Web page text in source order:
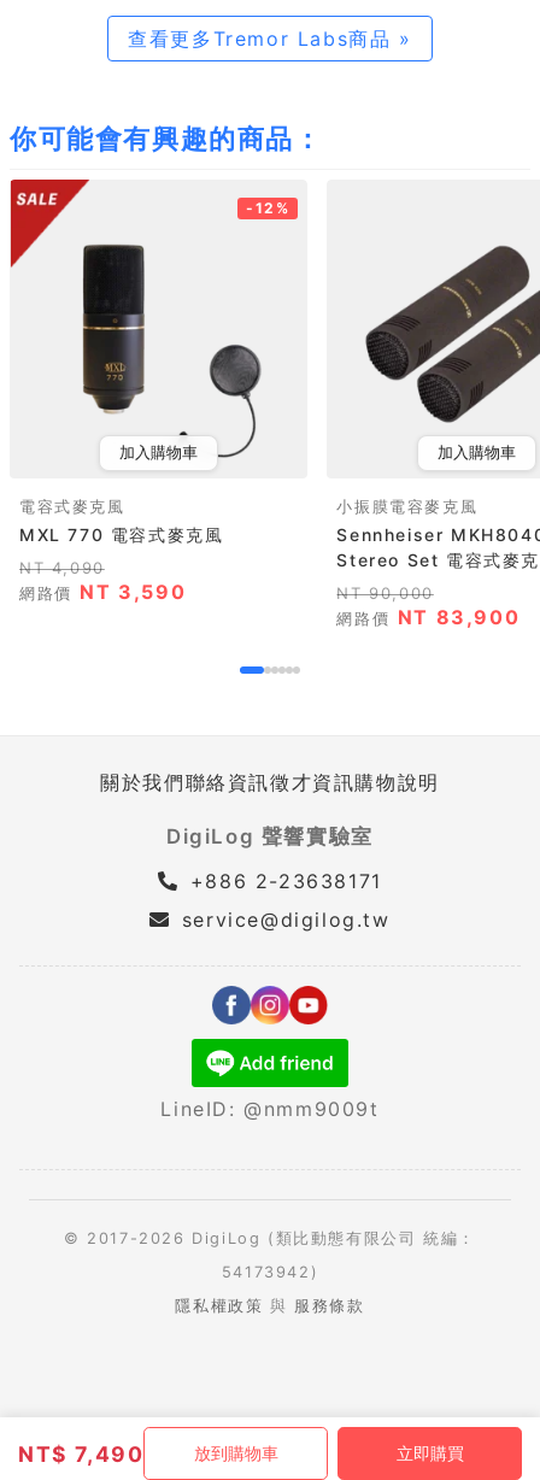
NT$7,490 放到購物車 立即購買
查看更多Tremor Labs商品 »
你可能會有興趣的商品：
-12%
加入購物車
電容式麥克風
MXL 770 電容式麥克風
NT 4,090
網路價 NT 3,590
加入購物車
小振膜電容麥克風
Sennheiser
Stereo Set 電容式麥
NT 90,000
網路價 NT 83,900
關於我們聯絡資訊徵才資訊購物說明
DigiLog 聲響實驗室
+886 2-23638171
service@digilog.tw
LineID: @nmm9009t
© 2017-2026 DigiLog (類比動態有限公司 統編：
54173942)
隱私權政策 與 服務條款